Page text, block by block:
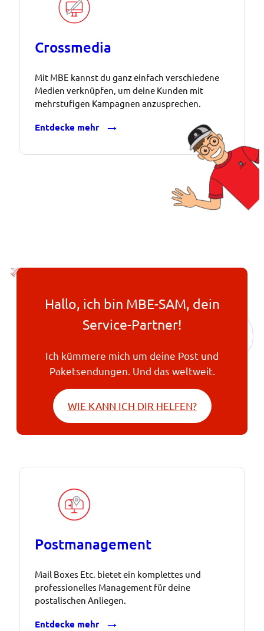
Crossmedia
Mit MBE kannst du ganz einfach verschiedene
Medien verknüpfen, um deine Kunden mit
mehrstufigen Kampagnen anzusprechen.
Entdecke mehr
Hallo, ich bin MBE-SAM, dein
Service-Partner!
Ich kümmere mich um deine Post und
Paketsendungen. Und das weltweit.
WIE KANN ICH DIR HELFEN?
Postmanagement
Mail Boxes Etc. bietet ein komplettes und
professionelles Management für deine
postalischen Anliegen.
Entdecke mehr